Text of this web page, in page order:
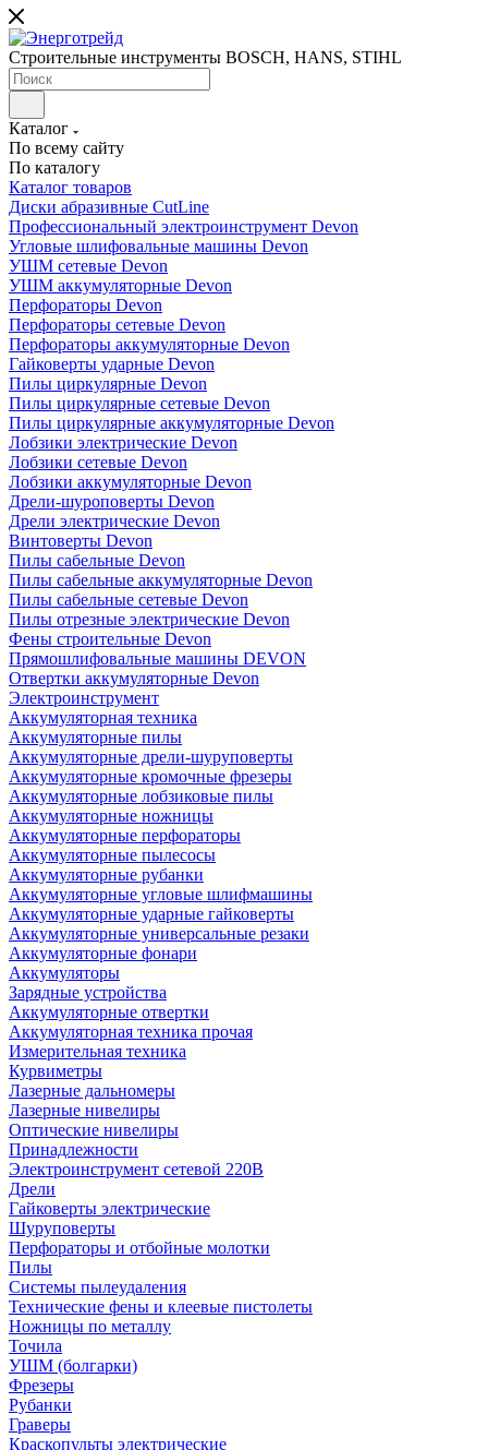
Строительные инструменты BOSCH, HANS, STIHL
Каталог
По всему сайту
По каталогу
Каталог товаров
Диски абразивные CutLine
Профессиональный электроинструмент Devon
Угловые шлифовальные машины Devon
УШМ сетевые Devon
УШМ аккумуляторные Devon
Перфораторы Devon
Перфораторы сетевые Devon
Перфораторы аккумуляторные Devon
Гайковерты ударные Devon
Пилы циркулярные Devon
Пилы циркулярные сетевые Devon
Пилы циркулярные аккумуляторные Devon
Лобзики электрические Devon
Лобзики сетевые Devon
Лобзики аккумуляторные Devon
Дрели-шуроповерты Devon
Дрели электрические Devon
Винтоверты Devon
Пилы сабельные Devon
Пилы сабельные аккумуляторные Devon
Пилы сабельные сетевые Devon
Пилы отрезные электрические Devon
Фены строительные Devon
Прямошлифовальные машины DEVON
Отвертки аккумуляторные Devon
Электроинструмент
Аккумуляторная техника
Аккумуляторные пилы
Аккумуляторные дрели-шуруповерты
Аккумуляторные кромочные фрезеры
Аккумуляторные лобзиковые пилы
Аккумуляторные ножницы
Аккумуляторные перфораторы
Аккумуляторные пылесосы
Аккумуляторные рубанки
Аккумуляторные угловые шлифмашины
Аккумуляторные ударные гайковерты
Аккумуляторные универсальные резаки
Аккумуляторные фонари
Аккумуляторы
Зарядные устройства
Аккумуляторные отвертки
Аккумуляторная техника прочая
Измерительная техника
Курвиметры
Лазерные дальномеры
Лазерные нивелиры
Оптические нивелиры
Принадлежности
Электроинструмент сетевой 220В
Дрели
Гайковерты электрические
Шуруповерты
Перфораторы и отбойные молотки
Пилы
Системы пылеудаления
Технические фены и клеевые пистолеты
Ножницы по металлу
Точила
УШМ (болгарки)
Фрезеры
Рубанки
Граверы
Краскопульты электрические